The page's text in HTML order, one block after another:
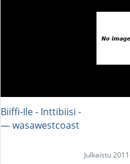
Biiffi-Ile - Inttibiisi -
― wasawestcoast
Julkaistu